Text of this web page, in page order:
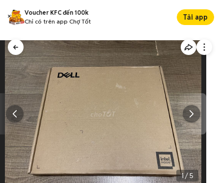
Voucher KFC đến 100k
Chỉ có trên app Chợ Tốt
Tải app
1/5